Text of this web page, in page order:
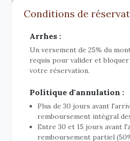
Conditions de
Arrhes :
Un versement de 25% du
requis pour valider et
votre réservation.
Politique d'annulation :
Plus de 30 jours avant
remboursement intégral
Entre 30 et 15 jours avant
remboursement partiel